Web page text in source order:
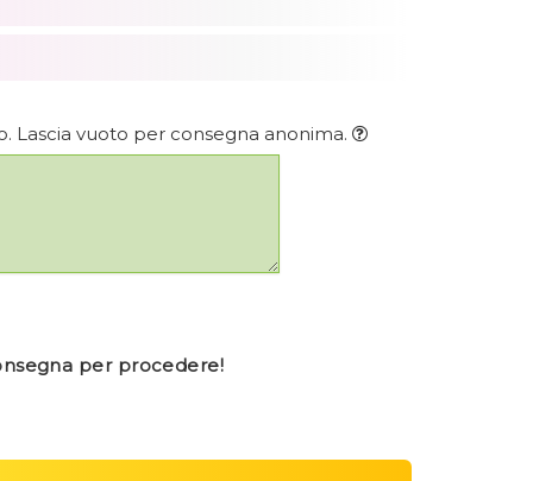
Lascia vuoto per consegna anonima.
per procedere!